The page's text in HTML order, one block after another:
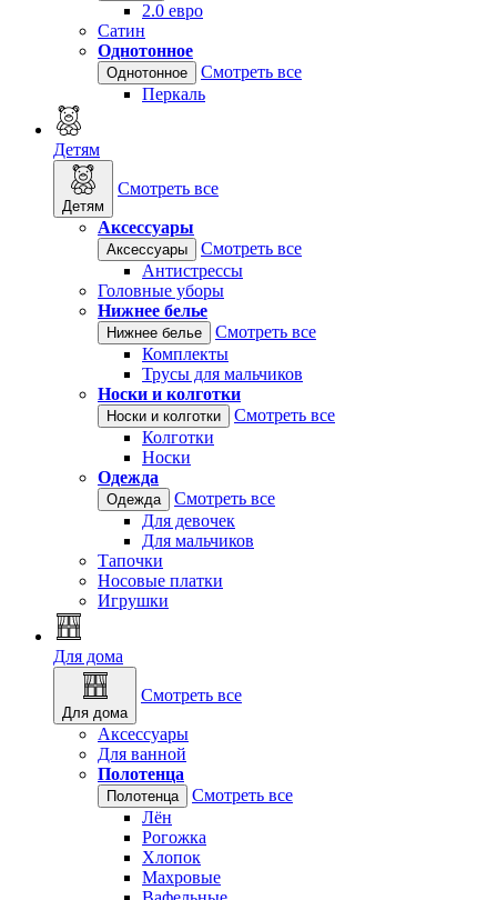
2.0 евро
Сатин
Однотонное
Однотонное
Смотреть все
Перкаль
Детям
Детям
Смотреть все
Аксессуары
Аксессуары
Смотреть все
Антистрессы
Головные уборы
Нижнее белье
Нижнее белье
Смотреть все
Комплекты
Трусы для мальчиков
Носки и колготки
Носки и колготки
Смотреть все
Колготки
Носки
Одежда
Одежда
Смотреть все
Для девочек
Для мальчиков
Тапочки
Носовые платки
Игрушки
Для дома
Для дома
Смотреть все
Аксессуары
Для ванной
Полотенца
Полотенца
Смотреть все
Лён
Рогожка
Хлопок
Махровые